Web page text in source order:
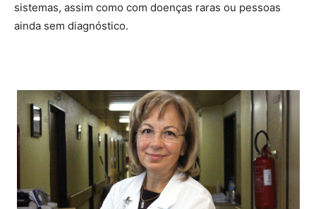
sistemas, assim como com doenças raras ou pessoas
ainda sem diagnóstico.